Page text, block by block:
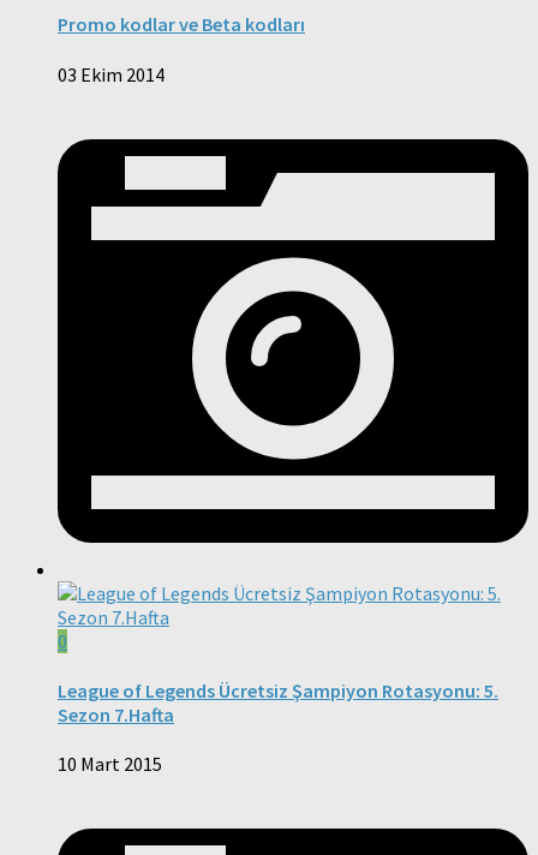
Promo kodlar ve Beta kodları
03 Ekim 2014
0
League of Legends Ücretsiz Şampiyon Rotasyonu: 5.
Sezon 7.Hafta
10 Mart 2015